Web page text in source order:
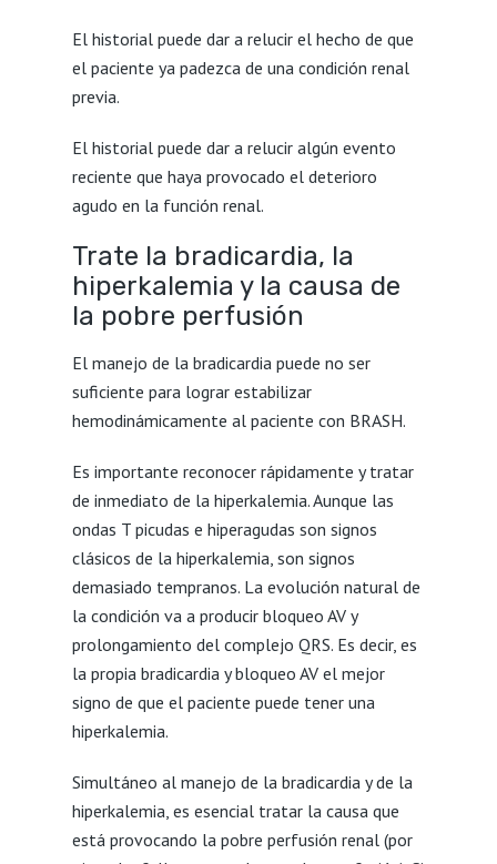
El historial puede dar a relucir el hecho de que
el paciente ya padezca de una condición renal
previa.
El historial puede dar a relucir algún evento
reciente que haya provocado el deterioro
agudo en la función renal.
Trate la bradicardia, la
hiperkalemia y la causa de
la pobre perfusión
El manejo de la bradicardia puede no ser
suficiente para lograr estabilizar
hemodinámicamente al paciente con BRASH.
Es importante reconocer rápidamente y tratar
de inmediato de la hiperkalemia. Aunque las
ondas T picudas e hiperagudas son signos
clásicos de la hiperkalemia, son signos
demasiado tempranos. La evolución natural de
la condición va a producir bloqueo AV y
prolongamiento del complejo QRS. Es decir, es
la propia bradicardia y bloqueo AV el mejor
signo de que el paciente puede tener una
hiperkalemia.
Simultáneo al manejo de la bradicardia y de la
hiperkalemia, es esencial tratar la causa que
está provocando la pobre perfusión renal (por